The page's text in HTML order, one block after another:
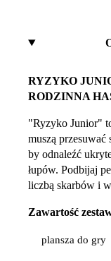
RYZYKO
RODZINNA
"Ryzyko Junior"
muszą
by odnaleźć
łupów. Podbijaj
liczbą skarbów i
Zawartość
plansza do gry